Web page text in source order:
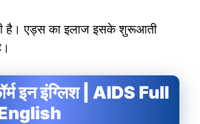
है। एड्स का इलाज इसके शुरूआती
इन इंग्लिश | AIDS Full